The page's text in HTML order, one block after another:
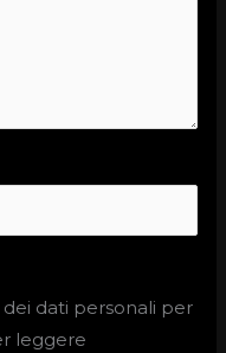
dati personali per
leggere